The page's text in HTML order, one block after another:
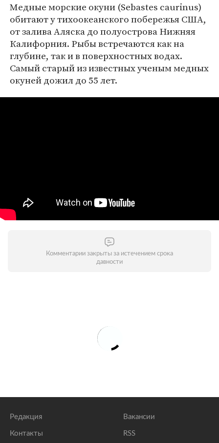
Медные морские окуни (Sebastes caurinus)
обитают у тихоокеанского побережья США,
от залива Аляска до полуострова Нижняя
Калифорния. Рыбы встречаются как на
глубине, так и в поверхностных водах.
Самый старый из известных ученым медных
окуней дожил до 55 лет.
Комментарии закрыты за истечением срока
давности
Редакция
Контакты
Вакансии
RSS